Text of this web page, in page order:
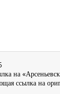
на
ссылка на